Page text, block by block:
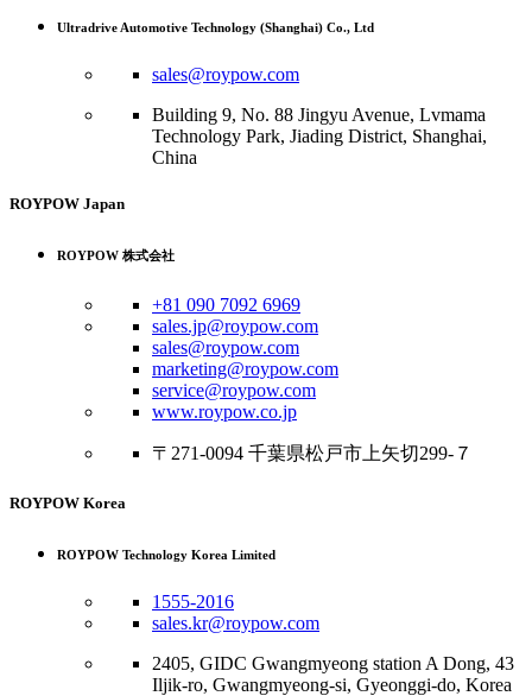
Ultradrive Automotive Technology (Shanghai) Co., Ltd
sales@roypow.com
Building 9, No. 88 Jingyu Avenue, Lvmama
Technology Park, Jiading District, Shanghai,
China
ROYPOW Japan
ROYPOW 株式会社
+81 090 7092 6969
sales.jp@roypow.com
sales@roypow.com
marketing@roypow.com
service@roypow.com
www.roypow.co.jp
〒271-0094 千葉県松戸市上矢切299-７
ROYPOW Korea
ROYPOW Technology Korea Limited
1555-2016
sales.kr@roypow.com
2405, GIDC Gwangmyeong station A Dong, 43
Iljik-ro, Gwangmyeong-si, Gyeonggi-do, Korea